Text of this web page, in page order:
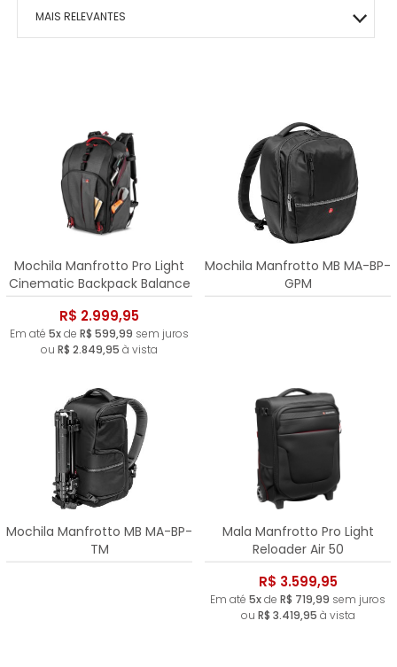
MAIS RELEVANTES
MAIOR PREÇO
Mochila Manfrotto Pro Light
Cinematic Backpack Balance
R$ 2.999,95
Em até 5xde R$ 599,99 sem juros
ou R$ 2.849,95 à vista
Mochila Manfrotto MB MA-BP-
GPM
Mochila Manfrotto MB MA-BP-
TM
Mala Manfrotto Pro Light
Reloader Air 50
R$ 3.599,95
Em até 5xde R$ 719,99 sem juros
ou R$ 3.419,95 à vista